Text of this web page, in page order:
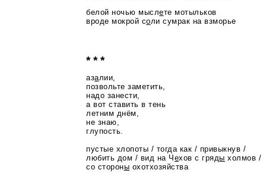
белой ночью мыслете мотыльков
вроде мокрой соли сумрак на взморье
* * *
азалии,
позвольте заметить,
надо занести,
а вот ставить в тень
летним днём,
не знаю,
глупость.
пустые хлопоты / тогда как / привыкнув /
любить дом / вид на Ч ехов с гряды холмов /
со стороны охотхозяйства